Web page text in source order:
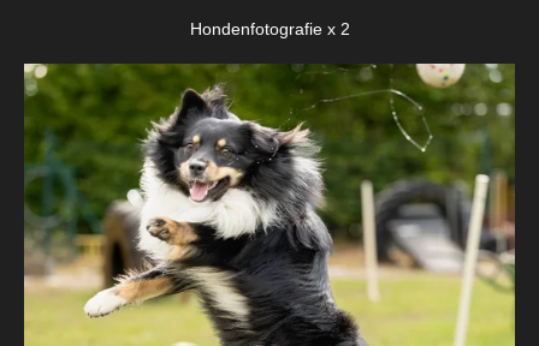
Hondenfotografie x 2